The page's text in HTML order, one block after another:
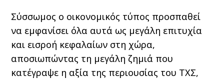
Σύσσωμος ο οικονομικός τύπος προσπαθεί
να εμφανίσει όλα αυτά ως μεγάλη επιτυχία
και εισροή κεφαλαίων στη χώρα,
αποσιωπώντας τη μεγάλη ζημιά που
κατέγραψε η αξία της περιουσίας του ΤΧΣ,